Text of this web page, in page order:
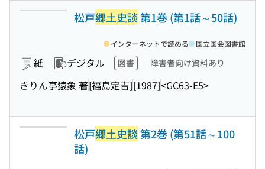
松戸郷土史談第1巻 (第1話～50話)
紙 デジタル 図書 障害者向け資料あり
きりん亭猿象 著[福島定吉][1987]<GC63-E5>
インターネットで読める 国立国会図書館
松戸郷土史談第2巻 (第51話～100
話)